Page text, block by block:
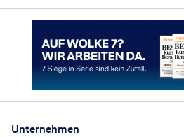
Unternehmen